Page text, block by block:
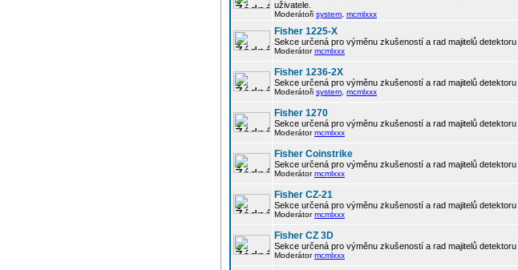
uživatele.
Moderátoři system mcmlxxx
Fisher 1225-X
Sekce určená pro výměnu zkušeností a rad majitelů detektoru
Moderátormcmlxxx
Fisher 1236-2X
Sekce určená pro výměnu zkušeností a rad majitelů detektoru
Moderátoři system mcmlxxx
Fisher 1270
Sekce určená pro výměnu zkušeností a rad majitelů detektoru
Moderátormcmlxxx
Fisher Coinstrike
Sekce určená pro výměnu zkušeností a rad majitelů detektoru
Moderátormcmlxxx
Fisher CZ-21
Sekce určená pro výměnu zkušeností a rad majitelů detektoru
Moderátormcmlxxx
Fisher CZ 3D
Sekce určená pro výměnu zkušeností a rad majitelů detektoru
Moderátormcmlxxx